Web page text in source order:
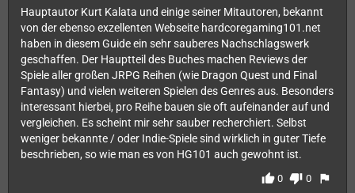
Hauptautor Kurt Kalata und einige seiner Mitautoren, bekannt
von der ebenso exzellenten Webseite hardcoregaming101.net
haben in diesem Guide ein sehr sauberes Nachschlagswerk
geschaffen. Der Hauptteil des Buches machen Reviews der
Spiele aller großen JRPG Reihen (wie Dragon Quest und Final
Fantasy) und vielen weiteren Spielen des Genres aus. Besonders
interessant hierbei, pro Reihe bauen sie oft aufeinander auf und
vergleichen. Es scheint mir sehr sauber recherchiert. Selbst
weniger bekannte / oder Indie-Spiele sind wirklich in guter Tiefe
beschrieben, so wie man es von HG101 auch gewohnt ist.
thumb_up 0 thumb_down 0 flag